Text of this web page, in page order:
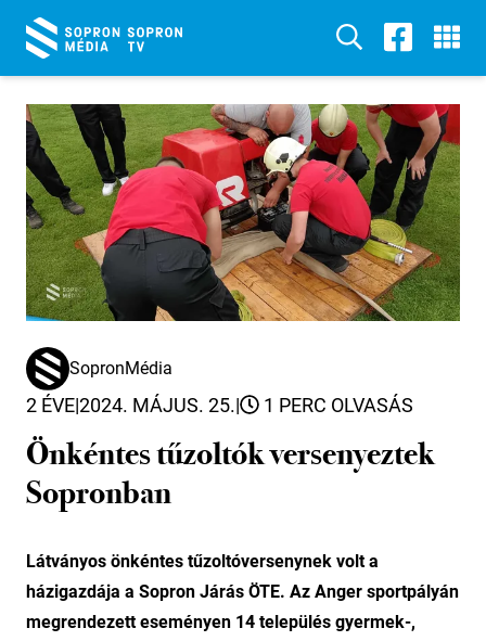
SopronMédia
2 ÉVE|2024. MÁJUS. 25.| 1 PERC OLVASÁS
Önkéntes tűzoltók versenyeztek
Sopronban
Látványos önkéntes tűzoltóversenynek volt a
házigazdája a Sopron Járás ÖTE. Az Anger sportpályán
megrendezett eseményen 14 település gyermek-,